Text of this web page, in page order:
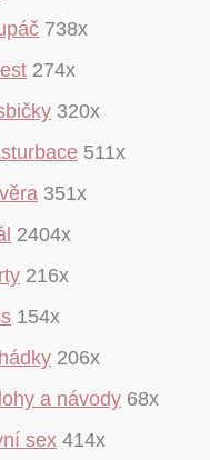
738x
274x
320x
511x
351x
2404x
216x
154x
206x
a návody 68x
sex 414x